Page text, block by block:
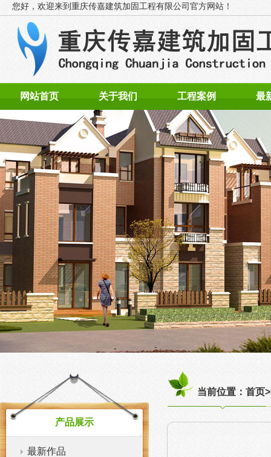
您好，欢迎来到重庆传嘉建筑加固工程有限公司官方网站！
网站首页 关于我们 工程案例 最
产品展示
最新作品
当前位置：首页